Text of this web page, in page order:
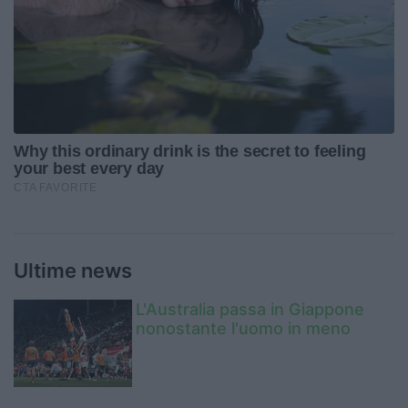
Ultime news
L'Australia passa in Giappone
nonostante l'uomo in meno